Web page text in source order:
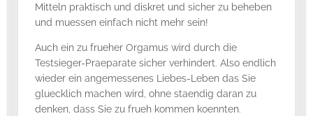
Mitteln praktisch und diskret und sicher zu beheben
und muessen einfach nicht mehr sein!
Auch ein zu frueher Orgamus wird durch die
Testsieger-Praeparate sicher verhindert. Also endlich
wieder ein angemessenes Liebes-Leben das Sie
gluecklich machen wird, ohne staendig daran zu
denken, dass Sie zu frueh kommen koennten.